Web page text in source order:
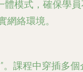
體模式，確保學
絡環境。
。課程中穿插多個